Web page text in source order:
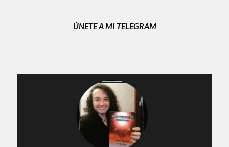
ÚNETE A MI TELEGRAM